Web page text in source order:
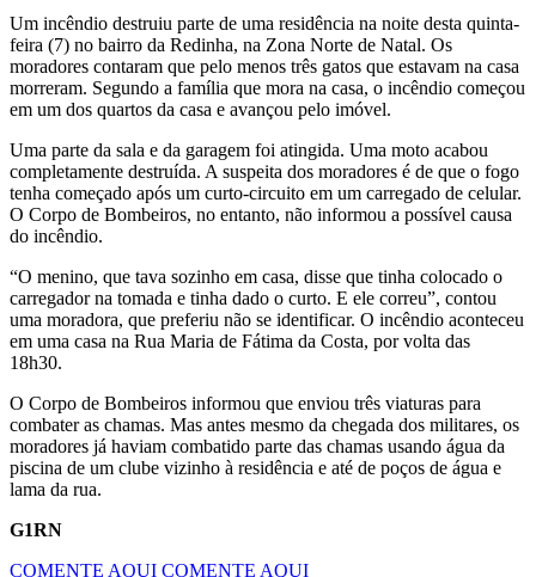
Um incêndio destruiu parte de uma residência na noite desta quinta-
feira (7) no bairro da Redinha, na Zona Norte de Natal. Os
moradores contaram que pelo menos três gatos que estavam na casa
morreram. Segundo a família que mora na casa, o incêndio começou
em um dos quartos da casa e avançou pelo imóvel.
Uma parte da sala e da garagem foi atingida. Uma moto acabou
completamente destruída. A suspeita dos moradores é de que o fogo
tenha começado após um curto-circuito em um carregado de celular.
O Corpo de Bombeiros, no entanto, não informou a possível causa
do incêndio.
“O menino, que tava sozinho em casa, disse que tinha colocado o
carregador na tomada e tinha dado o curto. E ele correu”, contou
uma moradora, que preferiu não se identificar. O incêndio aconteceu
em uma casa na Rua Maria de Fátima da Costa, por volta das
18h30.
O Corpo de Bombeiros informou que enviou três viaturas para
combater as chamas. Mas antes mesmo da chegada dos militares, os
moradores já haviam combatido parte das chamas usando água da
piscina de um clube vizinho à residência e até de poços de água e
lama da rua.
G1RN
COMENTE AQUI COMENTE AQUI